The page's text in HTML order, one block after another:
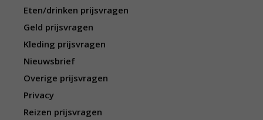
Eten/drinken prijsvragen
Geld prijsvragen
Kleding prijsvragen
Nieuwsbrief
Overige prijsvragen
Privacy
Reizen prijsvragen